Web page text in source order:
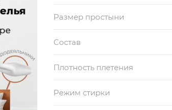
Размер простыни
Состав
Плотность плетения
Режим стирки